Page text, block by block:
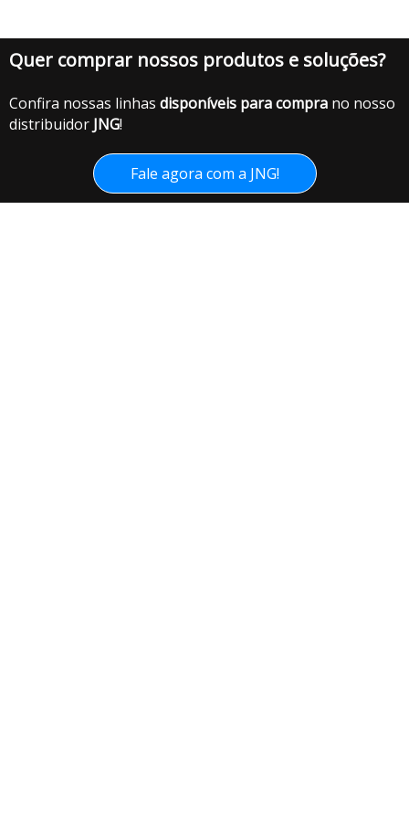
Quer comprar nossos produtos e soluções?
Confira nossas linhas disponíveis para compra no nosso
distribuidor JNG!
Fale agora com a JNG!